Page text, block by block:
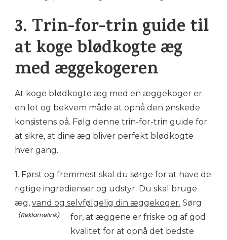
3. Trin-for-trin guide til
at koge blødkogte æg
med æggekogeren
At koge blødkogte æg med en æggekoger er
en let og bekvem måde at opnå den ønskede
konsistens på. Følg denne trin-for-trin guide for
at sikre, at dine æg bliver perfekt blødkogte
hver gang.
1. Først og fremmest skal du sørge for at have de
rigtige ingredienser og udstyr. Du skal bruge
æg, vand og selvfølgelig din æggekoger. Sørg
for, at æggene er friske og af god
kvalitet for at opnå det bedste